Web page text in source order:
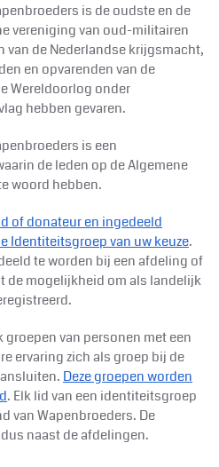
is de oudste en de
vereniging van oud-militairen
de Nederlandse krijgsmacht,
en opvarenden van de
Wereldoorlog onder
hebben gevaren.
is een
de leden op de Algemene
woord hebben.
of donateur en ingedeeld
Identiteitsgroep van uw keuze.
te worden bij een afdeling of
de mogelijkheid om als landelijk
van personen met een
ervaring zich als groep bij de
Deze groepen worden
. Elk lid van een identiteitsgroep
van Wapenbroeders. De
naast de afdelingen.